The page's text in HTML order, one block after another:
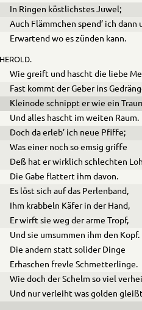
In Ringen köstlichstes Juwel;
Auch Flämmchen spend’ ich dann
Erwartend wo es zünden kann.
HEROLD.
Wie greift und hascht die liebe
Fast kommt der Geber ins
Kleinode schnippt er wie ein
Und alles hascht im weiten Raum.
Doch da erleb’ ich neue Pfiffe;
Was einer noch so emsig griffe
Deß hat er wirklich schlechten
Die Gabe flattert ihm davon.
Es löst sich auf das Perlenband,
Ihm krabbeln Käfer in der Hand,
Er wirft sie weg der arme Tropf,
Und sie umsummen ihm den Kopf.
Die andern statt solider Dinge
Erhaschen frevle Schmetterlinge.
Wie doch der Schelm so viel
Und nur verleiht was golden